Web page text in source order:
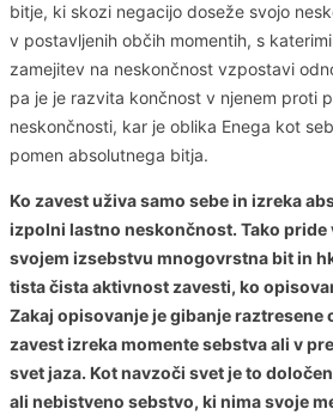
bitje, ki skozi negacijo doseže svojo
v postavljenih občih momentih, s
zamejitev na neskončnost vzpostavi
pa je je razvita končnost v njenem proti
neskončnosti, kar je oblika Enega kot
pomen absolutnega bitja.
Ko zavest uživa samo sebe in izreka
izpolni lastno neskončnost. Tako pride
svojem izsebstvu mnogovrstna bit in
tista čista aktivnost zavesti, ko
Zakaj opisovanje je gibanje raztresene
zavest izreka momente sebstva ali v
svet jaza. Kot navzoči svet je to
ali nebistveno sebstvo, ki nima svoje